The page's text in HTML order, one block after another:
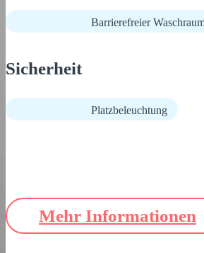
Barrierefreier
Sicherheit
Platzbeleuchtung
Mehr Informationen